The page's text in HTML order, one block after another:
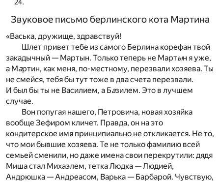
Звуковое письмо берлинского кота Мартина
«Васька, дружище, здравствуй!
Шлет привет тебе из самого Берлина корефан твой
закадычный — Мартын. Только теперь не Мартын я уже,
а Мартин, как меня, по-местному, перезвали хозяева. Ты
не смейся, тебя бы тут тоже в два счета перезвали.
И был бы ты не Василием, а Базилем. Это в лучшем
случае.
Вон попугая нашего, Петровича, новая хозяйка
вообще Зефиром кличет. Правда, он на это
кондитерское имя принципиально не откликается. Не то,
что мои бывшие хозяева. Те не только фамилию всей
семьей сменили, но даже имена свои перекрутили: дядя
Миша стал Михаэлем, тетка Людка — Людией,
Андрюшка — Андреасом, Варька — Барбарой. Чувствую,